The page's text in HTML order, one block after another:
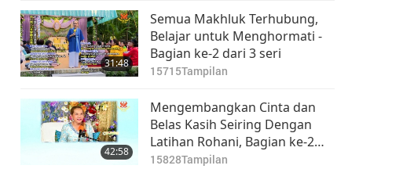
31:48
Semua Makhluk Terhubung,
Belajar untuk Menghormati -
Bagian ke-2 dari 3 seri
15715Tampilan
42:58
Mengembangkan Cinta dan
Belas Kasih Seiring Dengan
Latihan Rohani, Bagian ke-2
dari 8 Seri
15828Tampilan